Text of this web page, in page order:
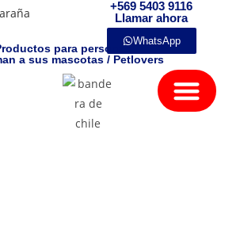
+569 5403 9116
Llamar ahora
WhatsApp
para personas
a sus mascotas / Petlovers